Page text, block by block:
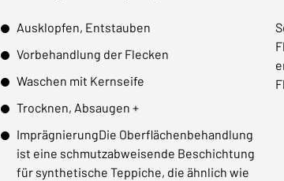
Ausklopfen, Entstauben
Vorbehandlung der Flecken
Waschen mit Kernseife
Trocknen, Absaugen +
ImprägnierungDie Oberflächenbehandlung
ist eine schmutzabweisende Beschichtung
für synthetische Teppiche, die ähnlich wie